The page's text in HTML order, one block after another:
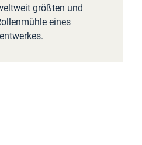
größten und
eines